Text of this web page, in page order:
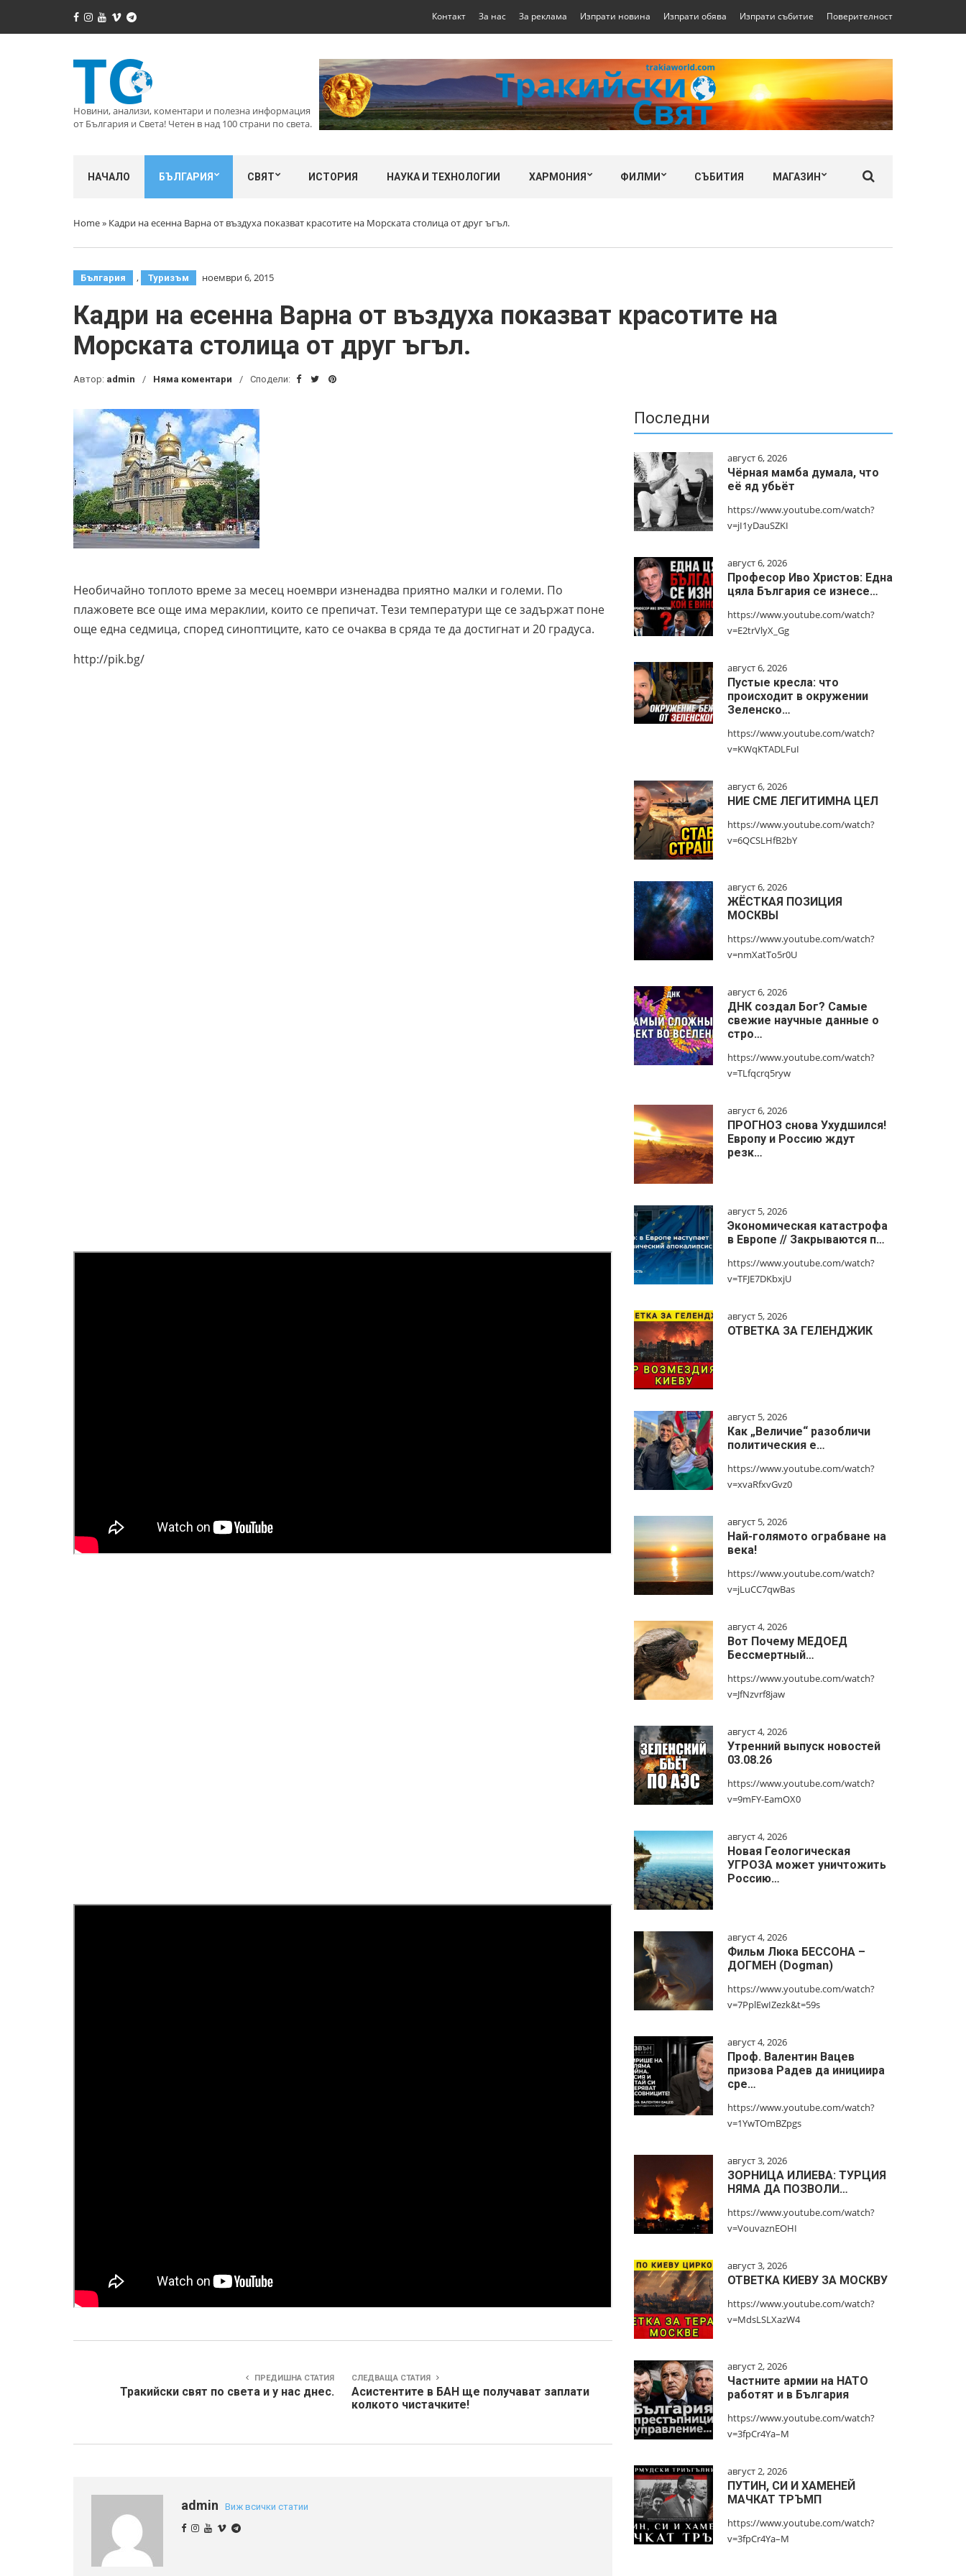
Контакт За нас За реклама Изпрати новина Изпрати обява Изпрати събитие Поверителност
Новини, анализи, коментари и полезна информация
от България и Света! Четен в над 100 страни по света.
НАЧАЛО БЪЛГАРИЯ СВЯТ ИСТОРИЯ НАУКА И ТЕХНОЛОГИИ ХАРМОНИЯ ФИЛМИ СЪБИТИЯ МАГАЗИН
Home» Кадри на есенна Варна от въздуха показват красотите на Морската столица от друг ъгъл.
България , Туризъм ноември 6, 2015
Кадри на есенна Варна от въздуха показват красотите на
Морската столица от друг ъгъл.
Автор: admin Няма коментари Сподели:
Необичайно топлото време за месец ноември изненадва приятно малки и големи. По
плажовете все още има мераклии, които се препичат. Тези температури ще се задържат поне
още една седмица, според синоптиците, като се очаква в сряда те да достигнат и 20 градуса.
http://pik.bg/
ПРЕДИШНА СТАТИЯ
Тракийски свят по света и у нас днес.
СЛЕДВАЩА СТАТИЯ
Асистентите в БАН ще получават заплати
колкото чистачките!
admin Виж всички статии
Последни
август 6, 2026
Чёрная мамба думала, что
её яд убьёт
https://www.youtube.com/watch?
v=jI1yDauSZKI
август 6, 2026
Професор Иво Христов: Една
цяла България се изнесе…
https://www.youtube.com/watch?
v=E2trVlyX_Gg
август 6, 2026
Пустые кресла: что
происходит в окружении
Зеленско…
https://www.youtube.com/watch?
v=KWqKTADLFuI
август 6, 2026
НИЕ СМЕ ЛЕГИТИМНА ЦЕЛ
https://www.youtube.com/watch?
v=6QCSLHfB2bY
август 6, 2026
ЖЁСТКАЯ ПОЗИЦИЯ
МОСКВЫ
https://www.youtube.com/watch?
v=nmXatTo5r0U
август 6, 2026
ДНК создал Бог? Самые
свежие научные данные о
стро…
https://www.youtube.com/watch?
v=TLfqcrq5ryw
август 6, 2026
ПРОГНОЗ снова Ухудшился!
Европу и Россию ждут
резк…
август 5, 2026
Экономическая катастрофа
в Европе // Закрываются п…
https://www.youtube.com/watch?
v=TFJE7DKbxjU
август 5, 2026
ОТВЕТКА ЗА ГЕЛЕНДЖИК
август 5, 2026
Как „Величие“ разобличи
политическия е…
https://www.youtube.com/watch?
v=xvaRfxvGvz0
август 5, 2026
Най-голямото ограбване на
века!
https://www.youtube.com/watch?
v=jLuCC7qwBas
август 4, 2026
Вот Почему МЕДОЕД
Бессмертный…
https://www.youtube.com/watch?
v=JfNzvrf8jaw
август 4, 2026
Утренний выпуск новостей
03.08.26
https://www.youtube.com/watch?
v=9mFY-EamOX0
август 4, 2026
Новая Геологическая
УГРОЗА может уничтожить
Россию…
август 4, 2026
Фильм Люка БЕССОНА –
ДОГМЕН (Dogman)
https://www.youtube.com/watch?
v=7PplEwIZezk&t=59s
август 4, 2026
Проф. Валентин Вацев
призова Радев да инициира
сре…
https://www.youtube.com/watch?
v=1YwTOmBZpgs
август 3, 2026
ЗОРНИЦА ИЛИЕВА: ТУРЦИЯ
НЯМА ДА ПОЗВОЛИ…
https://www.youtube.com/watch?
v=VouvaznEOHI
август 3, 2026
ОТВЕТКА КИЕВУ ЗА МОСКВУ
https://www.youtube.com/watch?
v=MdsLSLXazW4
август 2, 2026
Частните армии на НАТО
работят и в България
https://www.youtube.com/watch?
v=3fpCr4Ya–M
август 2, 2026
ПУТИН, СИ И ХАМЕНЕЙ
МАЧКАТ ТРЪМП
https://www.youtube.com/watch?
v=3fpCr4Ya–M